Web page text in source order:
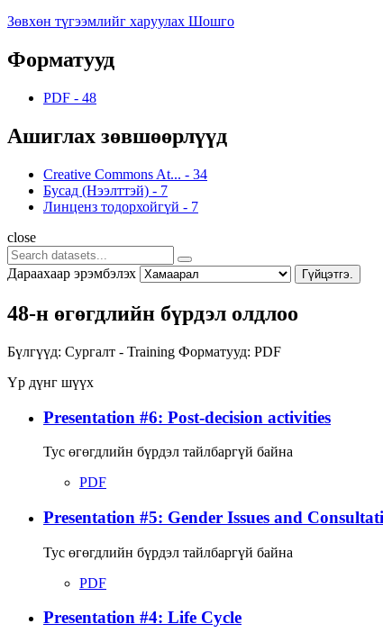
Зөвхөн түгээмлийг харуулах Шошго
Форматууд
PDF - 48
Ашиглах зөвшөөрлүүд
Creative Commons At... - 34
Бусад (Нээлттэй) - 7
Линценз тодорхойгүй - 7
close
Дараахаар эрэмбэлэх Гүйцэтгэ.
48-н өгөгдлийн бүрдэл олдлоо
Бүлгүүд: Сургалт - Training Форматууд: PDF
Үр дүнг шүүх
Presentation #6: Post-decision activities
Тус өгөгдлийн бүрдэл тайлбаргүй байна
PDF
Presentation #5: Gender Issues and
Тус өгөгдлийн бүрдэл тайлбаргүй байна
PDF
Presentation #4: Life Cycle